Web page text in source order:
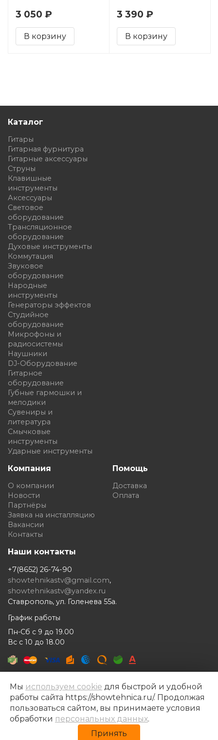
3 050 ₽
В корзину
3 390 ₽
В корзину
Каталог
Гитары
Гитарная фурнитура
Гитарные аксессуары
Струны
Клавишные
инструменты
Аксессуары
Световое
оборудование
Трансляционное
оборудование
Духовые инструменты
Коммутация
Звуковое
оборудование
Народные
инструменты
Генераторы эффектов
Студийное
оборудование
Микрофоны и
радиосистемы
Наушники
DJ-Оборудование
Гитарное
оборудование
Губные гармошки и
мелодики
Сувениры и
литература
Смычковые
инструменты
Ударные инструменты
Компания
О компании
Новости
Партнёры
Заявка на инсталляцию
Вакансии
Контакты
Помощь
Доставка
Оплата
Наши контакты
+7(8652) 26-74-90
showtehnikastv@gmail.com,
showtehnikastv@yandex.ru
Ставрополь, ул. Голенева 55а.
График работы
Пн-Сб с 9 до 19.00
Вс с 10 до 18.00
Шоутехника © 2014- 2026
Разработка сайта —Рекламный контент
Политика конфиденциальности
Мы используем cookie для быстрой и удобной
работы сайта https://showtehnica.ru/. Продолжая
пользоваться сайтом, вы принимаете условия
обработки персональных данных.
Принять